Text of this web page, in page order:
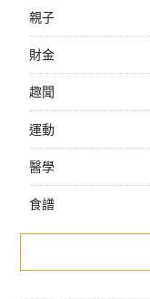
親子
財金
趣聞
運動
醫學
食譜